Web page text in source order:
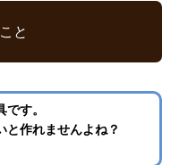
と
す。
と作れませんよね？